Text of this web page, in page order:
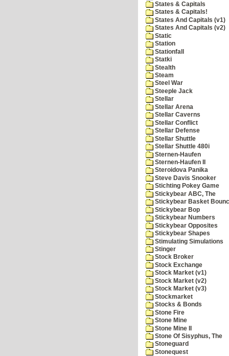
States & Capitals
States & Capitals!
States And Capitals (v1)
States And Capitals (v2)
Static
Station
Stationfall
Statki
Stealth
Steam
Steel War
Steeple Jack
Stellar
Stellar Arena
Stellar Caverns
Stellar Conflict
Stellar Defense
Stellar Shuttle
Stellar Shuttle 480i
Sternen-Haufen
Sternen-Haufen II
Steroidova Panika
Steve Davis Snooker
Stichting Pokey Game
Stickybear ABC, The
Stickybear Basket
Stickybear Bop
Stickybear Numbers
Stickybear Opposites
Stickybear Shapes
Stimulating Simulations
Stinger
Stock Broker
Stock Exchange
Stock Market (v1)
Stock Market (v2)
Stock Market (v3)
Stockmarket
Stocks & Bonds
Stone Fire
Stone Mine
Stone Mine II
Stone Of Sisyphus, The
Stoneguard
Stonequest